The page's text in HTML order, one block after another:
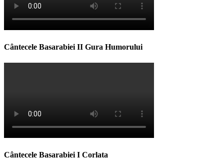
Cântecele Basarabiei II Gura Humorului
Cântecele Basarabiei I Corlata